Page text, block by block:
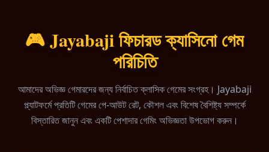
🎮 Jayabaji ফিচারড ক্যাসিনো গেম
পরিচিতি
আমাদের অভিজ্ঞ গেমারদের জন্য নির্বাচিত ক্লাসিক গেমের সংগ্রহ। Jayabaji
প্ল্যাটফর্মে প্রতিটি গেমের পে-আউট রেট, কৌশল এবং বিশেষ বৈশিষ্ট্য সম্পর্কে
বিস্তারিত জানুন এবং একটি পেশাদার গেমিং অভিজ্ঞতা উপভোগ করুন।